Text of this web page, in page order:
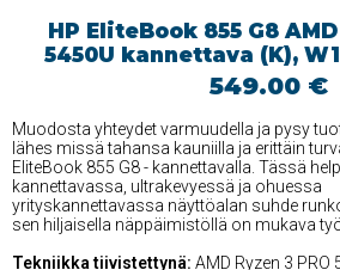
HP EliteBook 855 G8
5450U kannettava (K),
549.00 €
Muodosta yhteydet varmuudella ja pysy
lähes missä tahansa kauniilla ja erittäin
EliteBook 855 G8 - kannettavalla. Tässä
kannettavassa, ultrakevyessä ja ohuessa
yrityskannettavassa näyttöalan suhde
sen hiljaisella näppäimistöllä on mukava
Tekniikka tiivistettynä: AMD Ryzen 3 PRO